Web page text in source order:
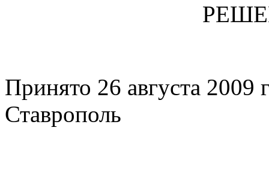
Принято 26 августа
Ставрополь